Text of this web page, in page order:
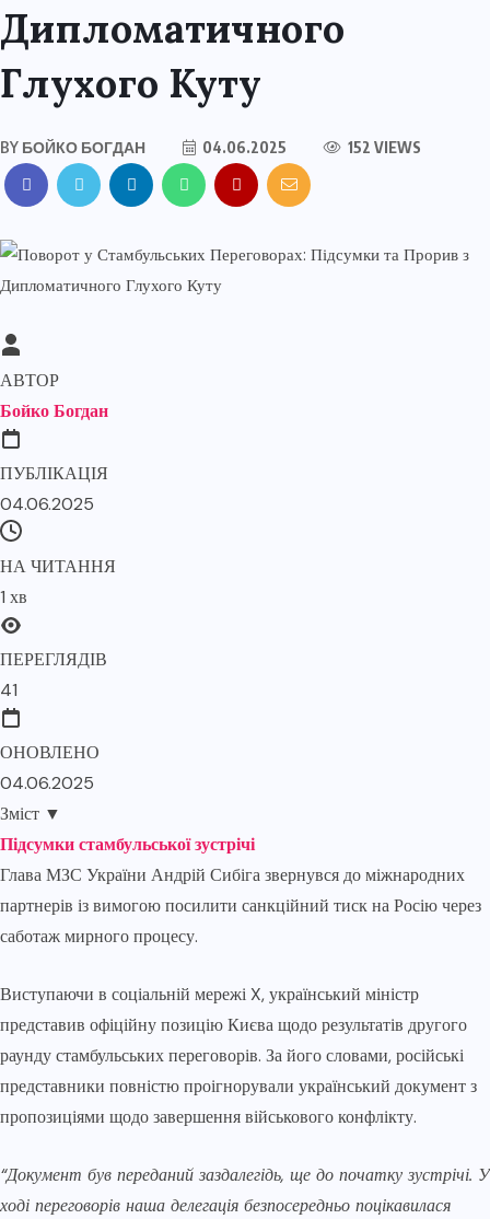
Дипломатичного
Глухого Куту
BY БОЙКО БОГДАН 04.06.2025 152 VIEWS
АВТОР
Бойко Богдан
ПУБЛІКАЦІЯ
04.06.2025
НА ЧИТАННЯ
1 хв
ПЕРЕГЛЯДІВ
41
ОНОВЛЕНО
04.06.2025
Зміст ▼
Підсумки стамбульської зустрічі
Глава МЗС України Андрій Сибіга звернувся до міжнародних
партнерів із вимогою посилити санкційний тиск на Росію через
саботаж мирного процесу.
Виступаючи в соціальній мережі X, український міністр
представив офіційну позицію Києва щодо результатів другого
раунду стамбульських переговорів. За його словами, російські
представники повністю проігнорували український документ з
пропозиціями щодо завершення військового конфлікту.
“Документ був переданий заздалегідь, ще до початку зустрічі. У
ході переговорів наша делегація безпосередньо поцікавилася